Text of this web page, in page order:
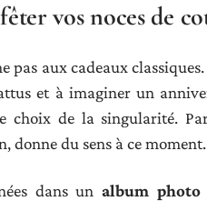
vos noces de
pas aux cadeaux
et à imaginer un
choix de la singularité.
donne du sens à ce moment.
dans un album photo